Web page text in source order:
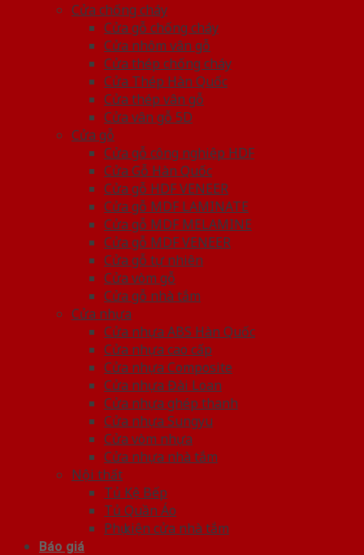
Cửa chống cháy
Cửa gỗ chống cháy
Cửa nhôm vân gỗ
Cửa thép chống cháy
Cửa Thép Hàn Quốc
Cửa thép vân gỗ
Cửa vân gỗ 5D
Cửa gỗ
Cửa gỗ công nghiệp HDF
Cửa Gỗ Hàn Quốc
Cửa gỗ HDF VENEER
Cửa gỗ MDF LAMINATE
Cửa gỗ MDF MELAMINE
Cửa gỗ MDF VENEER
Cửa gỗ tự nhiên
Cửa vòm gỗ
Cửa gỗ nhà tắm
Cửa nhựa
Cửa nhựa ABS Hàn Quốc
Cửa nhựa cao cấp
Cửa nhựa Composite
Cửa nhựa Đài Loan
Cửa nhựa ghép thanh
Cửa nhựa Sungyu
Cửa vòm nhựa
Cửa nhựa nhà tắm
Nội thất
Tủ Kệ Bếp
Tủ Quần Áo
Phụ kiện cửa nhà tắm
Báo giá